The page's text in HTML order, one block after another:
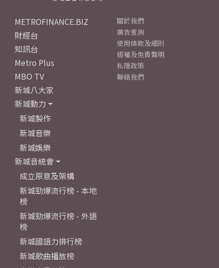
METROFINANCE.BIZ
財經台
知訊台
Metro Plus
MBO TV
新城八大家
新城動力
新城製作
新城音樂
新城娛樂
新城音統會
成立原意及架構
新城勁爆流行榜 - 本地
榜
新城勁爆流行榜 - 外語
榜
新城國語力排行榜
新城歌曲播放榜
關於我們
廣告查詢
使用條款及細則
版權及免責聲明
私隱政策
聯絡我們